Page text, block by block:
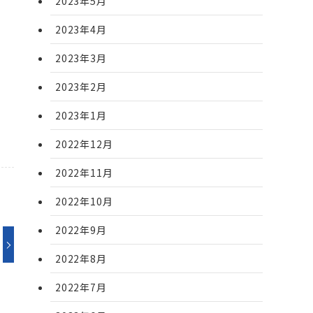
2023年4月
2023年3月
2023年2月
2023年1月
2022年12月
2022年11月
2022年10月
2022年9月
2022年8月
2022年7月